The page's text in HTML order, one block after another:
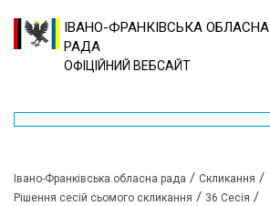
ІВАНО-ФРАНКІВСЬКА ОБЛАСНА
РАДА
ОФІЦІЙНИЙ ВЕБСАЙТ
Івано-Франківська обласна рада / Скликання /
Рішення сесій сьомого скликання / 36 Сесія /